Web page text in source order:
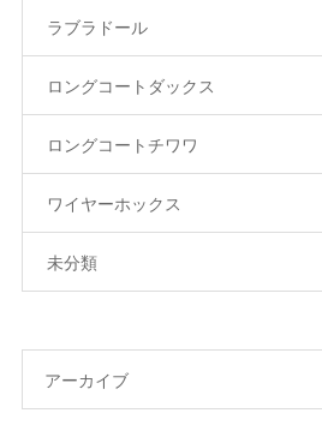
ラブラドール
ロングコートダックス
ロングコートチワワ
ワイヤーホックス
未分類
アーカイブ